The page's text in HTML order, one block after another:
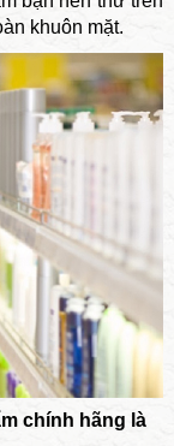
khuôn mặt.
chính hãng là